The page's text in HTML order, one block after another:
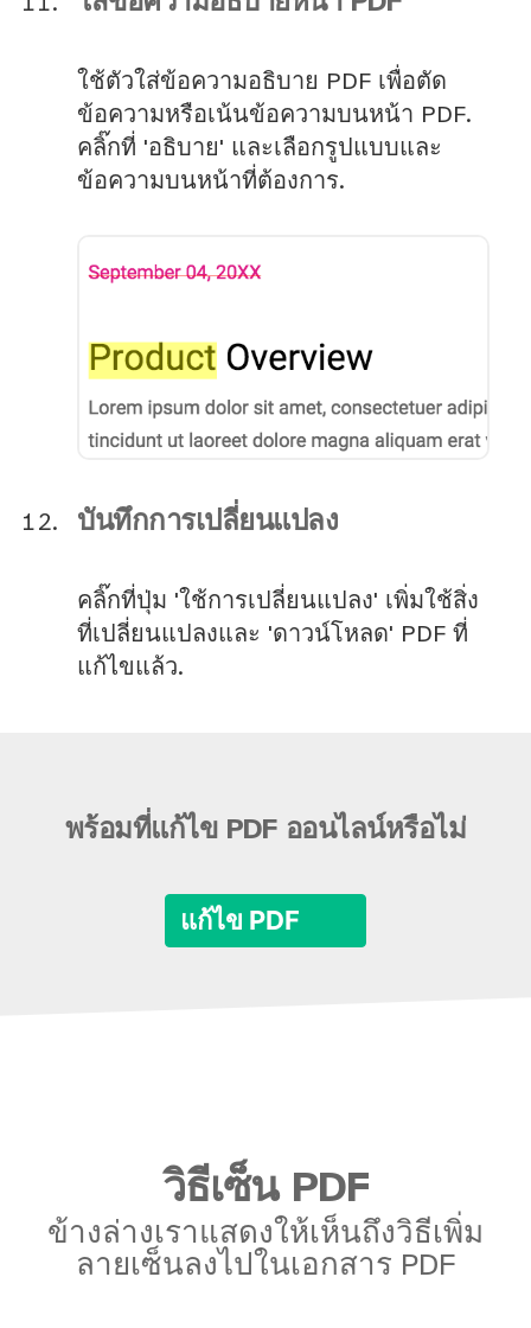
ใช้ตัวใส่ข้อความอธิบาย PDF เพื่อตัด
ข้อความหรือเน้นข้อความบนหน้า PDF.
คลิ๊กที่ 'อธิบาย' และเลือกรูปแบบและ
ข้อความบนหน้าที่ต้องการ.
บันทึกการเปลี่ยนแปลง
คลิ๊กที่ปุ่ม 'ใช้การเปลี่ยนแปลง' เพิ่มใช้สิ่ง
ที่เปลี่ยนแปลงและ 'ดาวน์โหลด' PDF ที่
แก้ไขแล้ว.
พร้อมที่แก้ไข PDF ออนไลน์หรือไม่
แก้ไข PDF
วิธีเซ็น PDF
ข้างล่างเราแสดงให้เห็นถึงวิธีเพิ่ม
ลายเซ็นลงไปในเอกสาร PDF